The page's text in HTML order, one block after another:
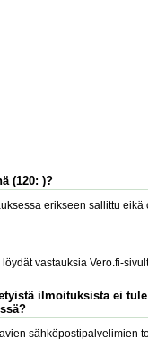
(120: )?
erikseen sallittu eikä
vastauksia Vero.fi-
ilmoituksista ei
sähköpostipalvelimien